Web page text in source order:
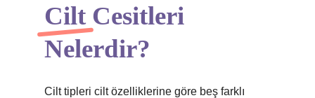
Cilt Cesitleri
Nelerdir?
Cilt tipleri cilt özelliklerine göre beş farklı